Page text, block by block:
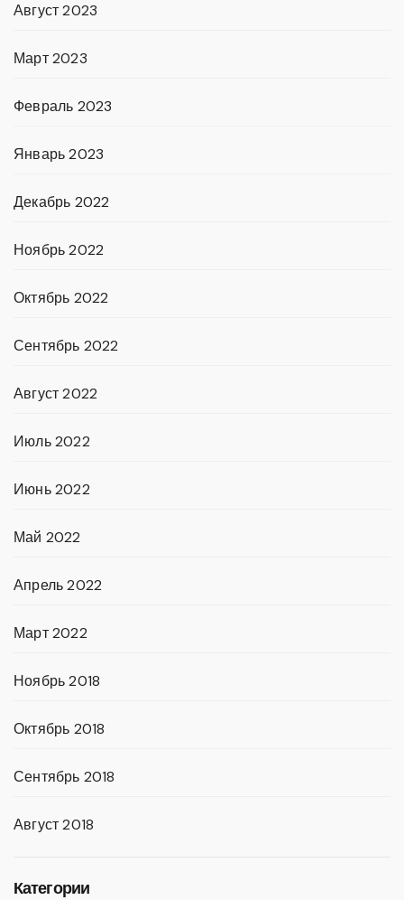
Август 2023
Март 2023
Февраль 2023
Январь 2023
Декабрь 2022
Ноябрь 2022
Октябрь 2022
Сентябрь 2022
Август 2022
Июль 2022
Июнь 2022
Май 2022
Апрель 2022
Март 2022
Ноябрь 2018
Октябрь 2018
Сентябрь 2018
Август 2018
Категории